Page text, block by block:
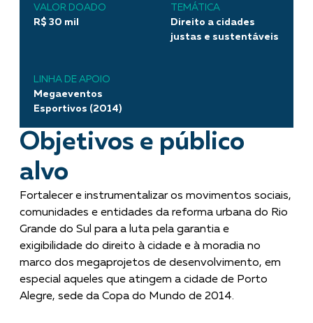
VALOR DOADO
R$ 30 mil
TEMÁTICA
Direito a cidades
justas e sustentáveis
LINHA DE APOIO
Megaeventos
Esportivos (2014)
Objetivos e público
alvo
Fortalecer e instrumentalizar os movimentos sociais,
comunidades e entidades da reforma urbana do Rio
Grande do Sul para a luta pela garantia e
exigibilidade do direito à cidade e à moradia no
marco dos megaprojetos de desenvolvimento, em
especial aqueles que atingem a cidade de Porto
Alegre, sede da Copa do Mundo de 2014.